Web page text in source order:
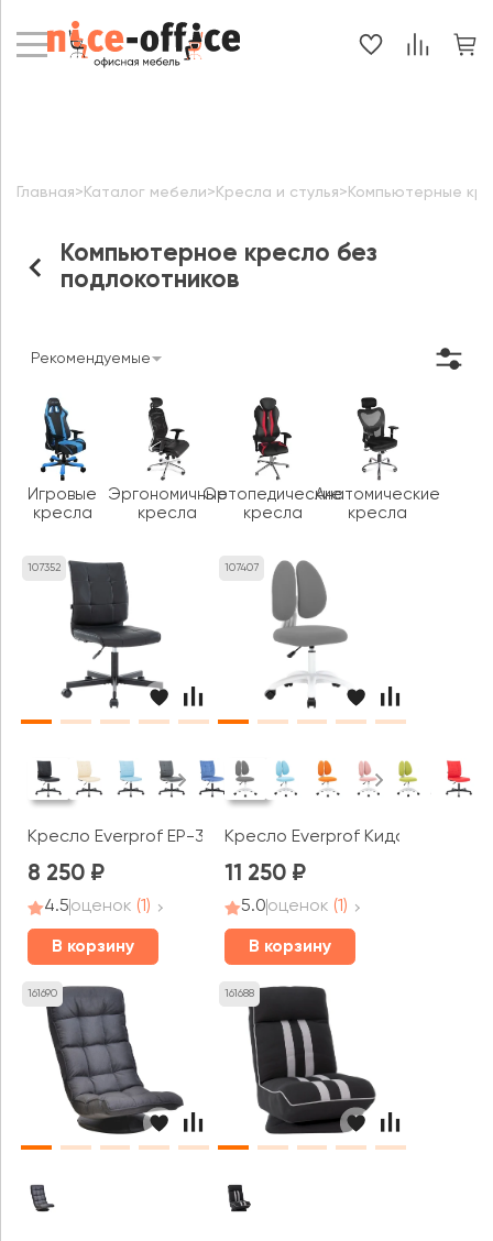
Компьютерное кресло без
подлокотников
Главная> Каталог мебели> Кресла и стулья> Компьютерные
Рекомендуемые
107352
Кресло Everprof EP-300
8 250
4.5оценок (1)
В корзину
107407
Кресло Everprof Кидс / Kids 103
11 250
5.0оценок (1)
В корзину
161690 161688
Игровые
кресла
Эргономичные
кресла
Ортопедические
кресла
Анатомические
кресла